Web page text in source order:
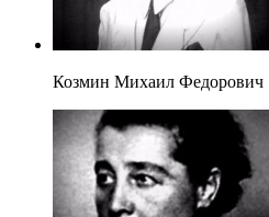
Козмин Михаил Федорович